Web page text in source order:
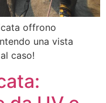
offrono
una vista
caso!